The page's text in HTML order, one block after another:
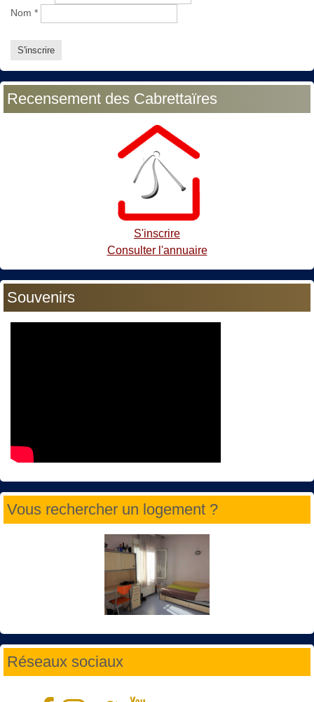
Nom *
Recensement des Cabrettaïres
S'inscrire
Consulter l'annuaire
Souvenirs
Vous rechercher un logement ?
Réseaux sociaux